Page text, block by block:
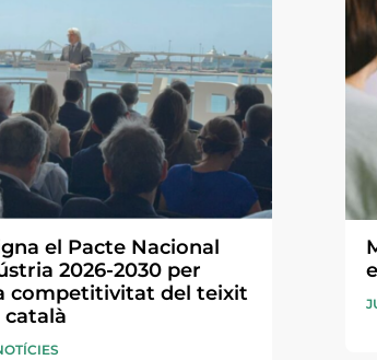
el Pacte Nacional
2026-2030 per
competitivitat del teixit